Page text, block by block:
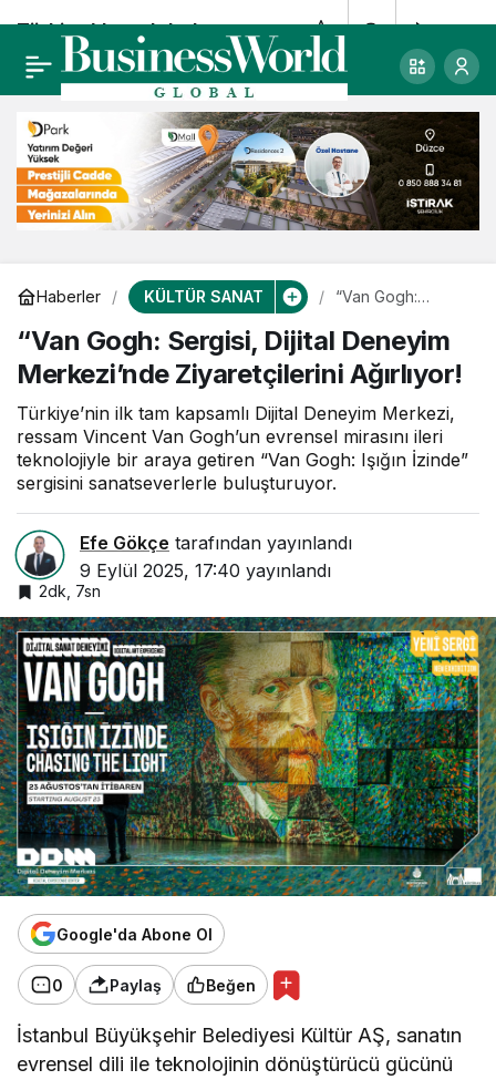
Haberler KÜLTÜR SANAT
“Van Gogh:
Deneyim
Merkezi’nde
Ziyaretçilerini
Ağırlıyor!
“Van Gogh: Sergisi, Dijital Deneyim
Merkezi’nde Ziyaretçilerini Ağırlıyor!
Türkiye’nin ilk tam kapsamlı Dijital Deneyim Merkezi,
ressam Vincent Van Gogh’un evrensel mirasını ileri
teknolojiyle bir araya getiren “Van Gogh: Işığın İzinde”
sergisini sanatseverlerle buluşturuyor.
Efe Gökçe tarafından yayınlandı
9 Eylül 2025, 17:40 yayınlandı
2dk, 7sn
Google'da Abone Ol
0 Paylaş Beğen
İstanbul Büyükşehir Belediyesi Kültür AŞ, sanatın
evrensel dili ile teknolojinin dönüştürücü gücünü
Türkiye’den global
yaratıcılığa: Selim
Arı’nın tasarımı
Cinema 4D’de
0 Paylaş